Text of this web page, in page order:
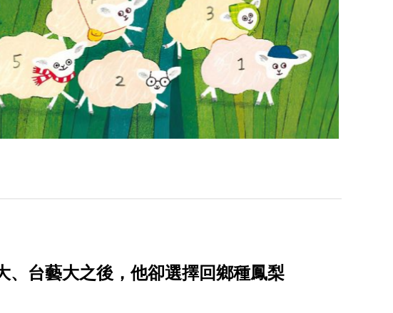
、台藝大之後，他卻選擇回鄉種鳳梨